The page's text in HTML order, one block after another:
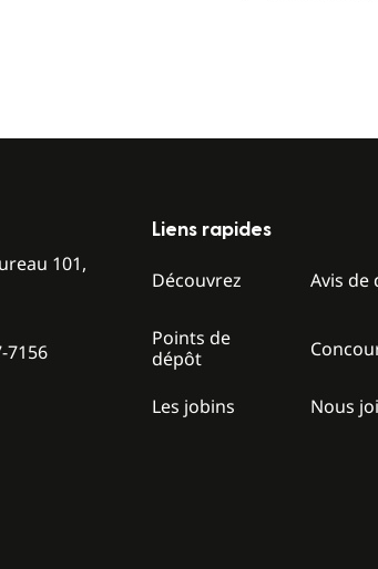
101,
7156
Liens rapides
Découvrez Avis de
Points de
dépôt
Les jobins Nous